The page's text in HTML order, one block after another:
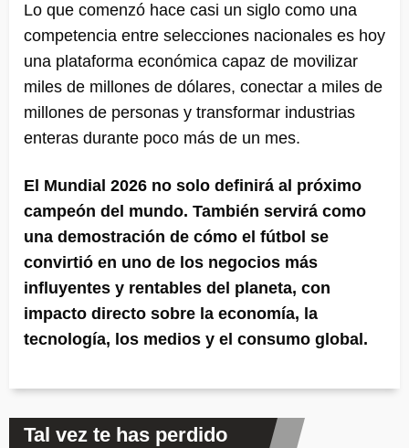
Lo que comenzó hace casi un siglo como una
competencia entre selecciones nacionales es hoy
una plataforma económica capaz de movilizar
miles de millones de dólares, conectar a miles de
millones de personas y transformar industrias
enteras durante poco más de un mes.
El Mundial 2026 no solo definirá al próximo
campeón del mundo. También servirá como
una demostración de cómo el fútbol se
convirtió en uno de los negocios más
influyentes y rentables del planeta, con
impacto directo sobre la economía, la
tecnología, los medios y el consumo global.
Tal vez te has perdido